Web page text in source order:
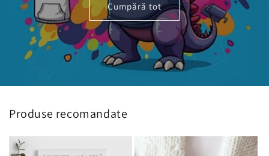
Cumpără tot
Produse recomandate